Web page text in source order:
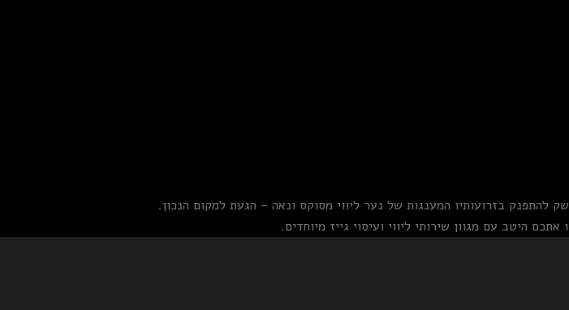
להתפנק בזרועותיו המענגות של נער ליווי מסוקס ונאה – הגעת למקום הנכון.
היטב עם מגוון שירותי ליווי ועיסוי גייז מיוחדים.